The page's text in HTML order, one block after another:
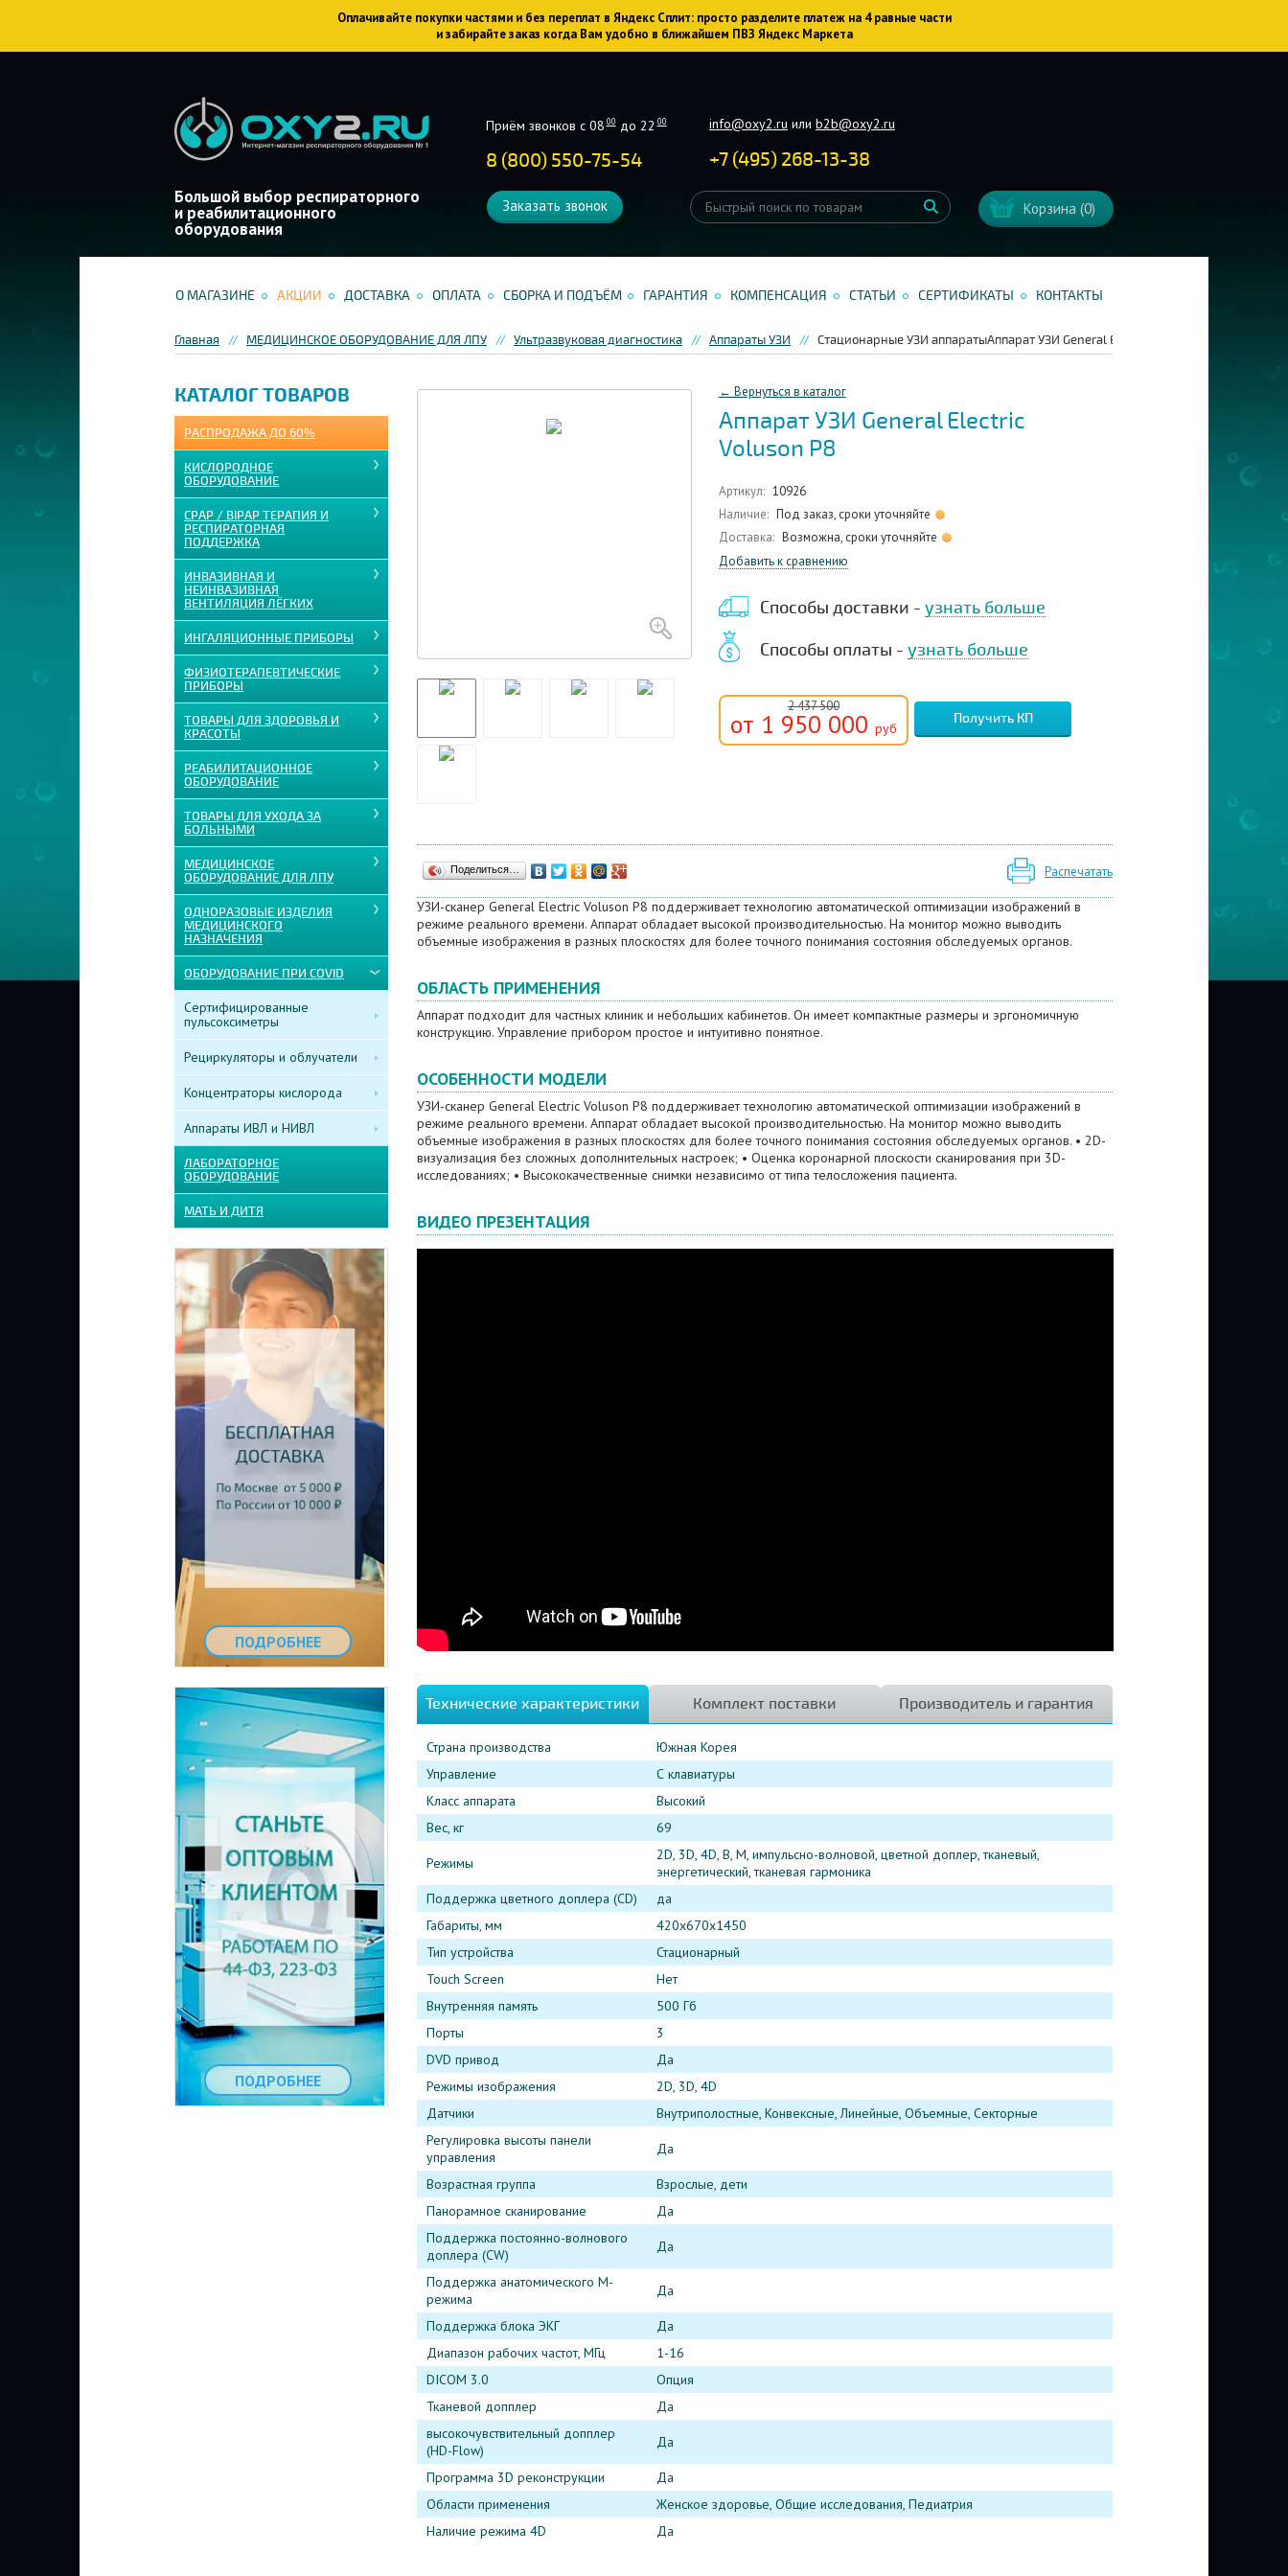
Оплачивайте покупки частями и без переплат в Яндекс Сплит: просто разделите платеж на 4 равные части
и забирайте заказ когда Вам удобно в ближайшем ПВЗ Яндекс Маркета
Большой выбор респираторного
и реабилитационного
оборудования
Приём звонков с 08 00до 22 00
8 (800) 550-75-54
info@oxy2.ru илиb2b@oxy2.ru
+7 (495) 268-13-38
Заказать звонок Корзина(0)
О МАГАЗИНЕ АКЦИИ ДОСТАВКА ОПЛАТА СБОРКА И ПОДЪЁМ ГАРАНТИЯ КОМПЕНСАЦИЯ СТАТЬИ СЕРТИФИКАТЫ КОНТАКТЫ
Главная МЕДИЦИНСКОЕ ОБОРУДОВАНИЕ ДЛЯ ЛПУ Ультразвуковая диагностика Аппараты УЗИ Стационарные УЗИ аппаратыАппарат УЗИ General Electric Voluson P8
КАТАЛОГ ТОВАРОВ
РАСПРОДАЖА ДО 60%
КИСЛОРОДНОЕ
ОБОРУДОВАНИЕ
CPAP / BIPAP ТЕРАПИЯ И
РЕСПИРАТОРНАЯ
ПОДДЕРЖКА
ИНВАЗИВНАЯ И
НЕИНВАЗИВНАЯ
ВЕНТИЛЯЦИЯ ЛЁГКИХ
ИНГАЛЯЦИОННЫЕ ПРИБОРЫ
ФИЗИОТЕРАПЕВТИЧЕСКИЕ
ПРИБОРЫ
ТОВАРЫ ДЛЯ ЗДОРОВЬЯ И
КРАСОТЫ
РЕАБИЛИТАЦИОННОЕ
ОБОРУДОВАНИЕ
ТОВАРЫ ДЛЯ УХОДА ЗА
БОЛЬНЫМИ
МЕДИЦИНСКОЕ
ОБОРУДОВАНИЕ ДЛЯ ЛПУ
ОДНОРАЗОВЫЕ ИЗДЕЛИЯ
МЕДИЦИНСКОГО
НАЗНАЧЕНИЯ
ОБОРУДОВАНИЕ ПРИ COVID
Сертифицированные
пульсоксиметры
Рециркуляторы и облучатели
Концентраторы кислорода
Аппараты ИВЛ и НИВЛ
ЛАБОРАТОРНОЕ
ОБОРУДОВАНИЕ
МАТЬ И ДИТЯ
ПОДРОБНЕЕ
ПОДРОБНЕЕ
← Вернуться в каталог
Аппарат УЗИ General Electric
Voluson P8
Артикул: 10926
Наличие: Под заказ, сроки уточняйте
Доставка: Возможна, сроки уточняйте
Добавить к сравнению
Способы доставки - узнать больше
Способы оплаты - узнать больше
2 437 500
от 1 950 000 руб
Получить КП
Поделиться… Распечатать
УЗИ-сканер General Electric Voluson P8 поддерживает технологию автоматической оптимизации изображений в
режиме реального времени. Аппарат обладает высокой производительностью. На монитор можно выводить
объемные изображения в разных плоскостях для более точного понимания состояния обследуемых органов.
ОБЛАСТЬ ПРИМЕНЕНИЯ
Аппарат подходит для частных клиник и небольших кабинетов. Он имеет компактные размеры и эргономичную
конструкцию. Управление прибором простое и интуитивно понятное.
ОСОБЕННОСТИ МОДЕЛИ
УЗИ-сканер General Electric Voluson P8 поддерживает технологию автоматической оптимизации изображений в
режиме реального времени. Аппарат обладает высокой производительностью. На монитор можно выводить
объемные изображения в разных плоскостях для более точного понимания состояния обследуемых органов. • 2D-
визуализация без сложных дополнительных настроек; • Оценка коронарной плоскости сканирования при 3D-
исследованиях; • Высококачественные снимки независимо от типа телосложения пациента.
ВИДЕО ПРЕЗЕНТАЦИЯ
Технические характеристики Комплект поставки Производитель и гарантия
Страна производства
Южная Корея
Управление
С клавиатуры
Класс аппарата
Высокий
Вес, кг
69
Режимы
2D, 3D, 4D, В, М, импульсно-волновой, цветной доплер, тканевый,
энергетический, тканевая гармоника
Поддержка цветного доплера (CD)
да
Габариты, мм
420х670х1450
Тип устройства
Стационарный
Touch Screen
Нет
Внутренняя память
500 Гб
Порты
3
DVD привод
Да
Режимы изображения
2D, 3D, 4D
Датчики
Внутриполостные, Конвексные, Линейные, Объемные, Секторные
Регулировка высоты панели
управления
Да
Возрастная группа
Взрослые, дети
Панорамное сканирование
Да
Поддержка постоянно-волнового
доплера (CW)
Да
Поддержка анатомического М-
режима
Да
Поддержка блока ЭКГ
Да
Диапазон рабочих частот, МГц
1-16
DICOM 3.0
Опция
Тканевой допплер
Да
высокочувствительный допплер
(HD-Flow)
Да
Программа 3D реконструкции
Да
Области применения
Женское здоровье, Общие исследования, Педиатрия
Наличие режима 4D
Да